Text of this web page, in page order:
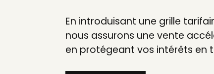
En introduisant une grille
nous assurons une vente
en protégeant vos intérêts en